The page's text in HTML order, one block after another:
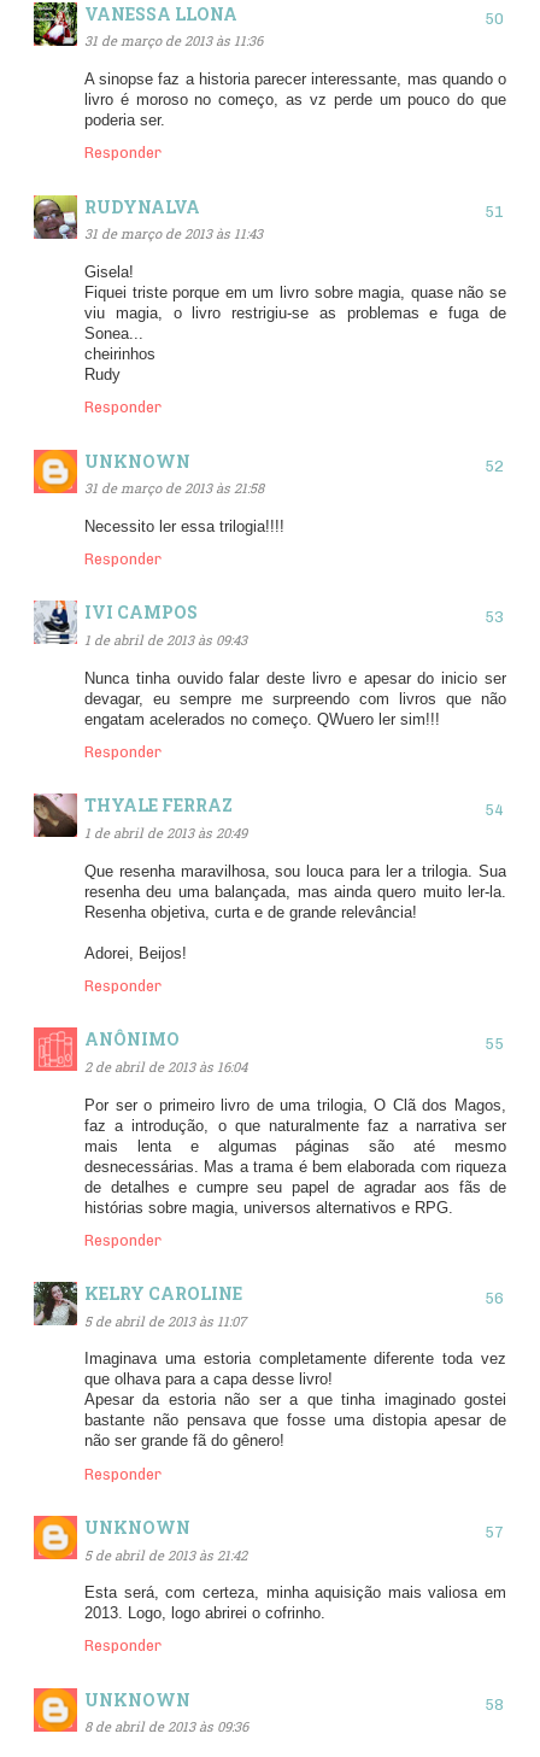
VANESSA LLONA
31 de março de 2013 às 11:36
A sinopse faz a historia parecer interessante, mas quando o
livro é moroso no começo, as vz perde um pouco do que
poderia ser.
Responder
RUDYNALVA
31 de março de 2013 às 11:43
Gisela!
Fiquei triste porque em um livro sobre magia, quase não se
viu magia, o livro restrigiu-se as problemas e fuga de
Sonea...
cheirinhos
Rudy
Responder
UNKNOWN
31 de março de 2013 às 21:58
Necessito ler essa trilogia!!!!
Responder
IVI CAMPOS
1 de abril de 2013 às 09:43
Nunca tinha ouvido falar deste livro e apesar do inicio ser
devagar, eu sempre me surpreendo com livros que não
engatam acelerados no começo. QWuero ler sim!!!
Responder
THYALE FERRAZ
1 de abril de 2013 às 20:49
Que resenha maravilhosa, sou louca para ler a trilogia. Sua
resenha deu uma balançada, mas ainda quero muito ler-la.
Resenha objetiva, curta e de grande relevância!
Adorei, Beijos!
Responder
ANÔNIMO
2 de abril de 2013 às 16:04
Por ser o primeiro livro de uma trilogia, O Clã dos Magos,
faz a introdução, o que naturalmente faz a narrativa ser
mais lenta e algumas páginas são até mesmo
desnecessárias. Mas a trama é bem elaborada com riqueza
de detalhes e cumpre seu papel de agradar aos fãs de
histórias sobre magia, universos alternativos e RPG.
Responder
KELRY CAROLINE
5 de abril de 2013 às 11:07
Imaginava uma estoria completamente diferente toda vez
que olhava para a capa desse livro!
Apesar da estoria não ser a que tinha imaginado gostei
bastante não pensava que fosse uma distopia apesar de
não ser grande fã do gênero!
Responder
UNKNOWN
5 de abril de 2013 às 21:42
Esta será, com certeza, minha aquisição mais valiosa em
2013. Logo, logo abrirei o cofrinho.
Responder
UNKNOWN
8 de abril de 2013 às 09:36